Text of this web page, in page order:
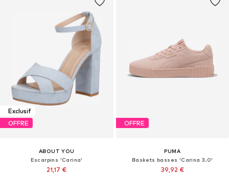
Exclusif
OFFRE
ABOUT YOU
Escarpins 'Carina'
21,17 €
OFFRE
PUMA
Baskets basses 'Carina 3.0'
39,92 €